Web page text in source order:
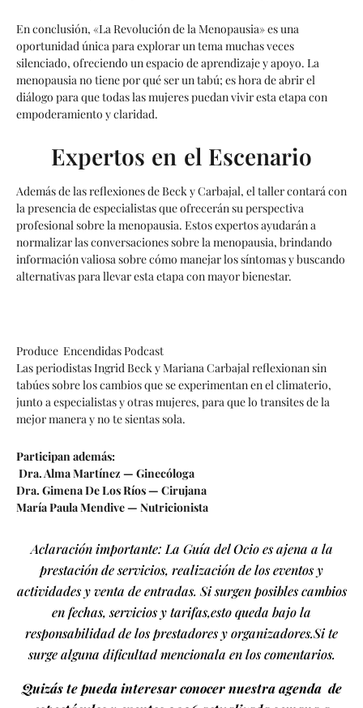
En conclusión, «La Revolución de la Menopausia» es una
oportunidad única para explorar un tema muchas veces
silenciado, ofreciendo un espacio de aprendizaje y apoyo. La
menopausia no tiene por qué ser un tabú; es hora de abrir el
diálogo para que todas las mujeres puedan vivir esta etapa con
empoderamiento y claridad.
Expertos en el Escenario
Además de las reflexiones de Beck y Carbajal, el taller contará con
la presencia de especialistas que ofrecerán su perspectiva
profesional sobre la menopausia. Estos expertos ayudarán a
normalizar las conversaciones sobre la menopausia, brindando
información valiosa sobre cómo manejar los síntomas y buscando
alternativas para llevar esta etapa con mayor bienestar.
Produce Encendidas Podcast
Las periodistas Ingrid Beck y Mariana Carbajal reflexionan sin
tabúes sobre los cambios que se experimentan en el climaterio,
junto a especialistas y otras mujeres, para que lo transites de la
mejor manera y no te sientas sola.
Participan además:
Dra. Alma Martínez — Ginecóloga
Dra. Gimena De Los Ríos — Cirujana
María Paula Mendive — Nutricionista
Aclaración importante: La Guía del Ocio es ajena a la
prestación de servicios, realización de los eventos y
actividades y venta de entradas. Si surgen posibles cambios
en fechas, servicios y tarifas,esto queda bajo la
responsabilidad de los prestadores y organizadores.Si te
surge alguna dificultad mencionala en los comentarios.
Quizás te pueda interesar conocer nuestra agenda de